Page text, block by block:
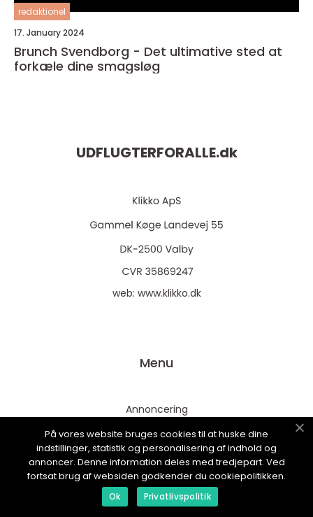
redaktionel
17. January 2024
Brunch Svendborg - Det ultimative sted at
forkæle dine smagsløg
UDFLUGTERFORALLE.dk
web: www.klikko.dk
Menu
Annoncering
Om os
Cookies
Kontakt os
Sitemap
På vores website bruges cookies til at huske dine
indstillinger, statistik og personalisering af indhold og
annoncer. Denne information deles med tredjepart. Ved
fortsat brug af websiden godkender du cookiepolitikken.
Ok Privatlivspolitik